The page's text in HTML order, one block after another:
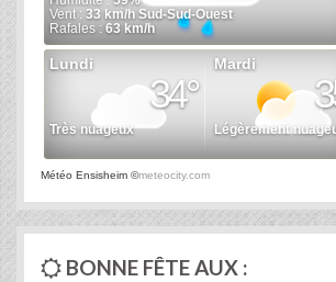
Météo Ensisheim ©meteocity.com
BONNE FÊTE AUX :